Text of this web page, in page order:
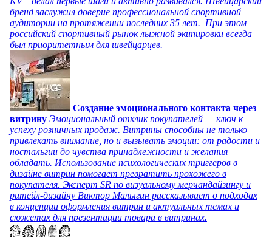
бренд заслужил доверие профессиональной спортивной
аудитории на протяжении последних 35 лет. При этом
российский спортивный рынок лыжной экипировки всегда
был приоритетным для швейцарцев.
Создание эмоционального контакта через
витрину Эмоциональный отклик покупателей — ключ к
успеху розничных продаж. Витрины способны не только
привлекать внимание, но и вызывать эмоции: от радости и
ностальгии до чувства принадлежности и желания
обладать. Использование психологических триггеров в
дизайне витрин помогает превратить прохожего в
покупателя. Эксперт SR по визуальному мерчандайзингу и
ритейл-дизайну Виктор Малыгин рассказывает о подходах
в концепции оформления витрин и актуальных темах и
сюжетах для презентации товара в витринах.